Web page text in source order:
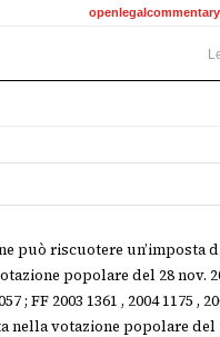
può riscuotere un’imposta
popolare del 28 nov.
; FF 2003 1361 , 2004
nella votazione popolare del